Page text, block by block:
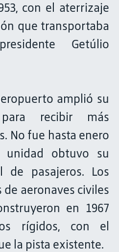
con el aterrizaje
que transportaba
Getúlio
amplió su
para recibir más
No fue hasta enero
obtuvo su
de pasajeros. Los
aeronaves civiles
en 1967
rígidos, con el
la pista existente.